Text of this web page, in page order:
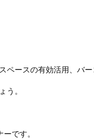
ペースの有効活用、バ
う。
です。